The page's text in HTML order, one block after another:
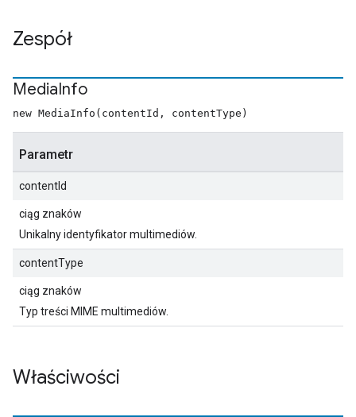
Zespół
MediaInfo
new MediaInfo(contentId, contentType)
Parametr
contentId
ciąg znaków
Unikalny identyfikator multimediów.
contentType
ciąg znaków
Typ treści MIME multimediów.
Właściwości